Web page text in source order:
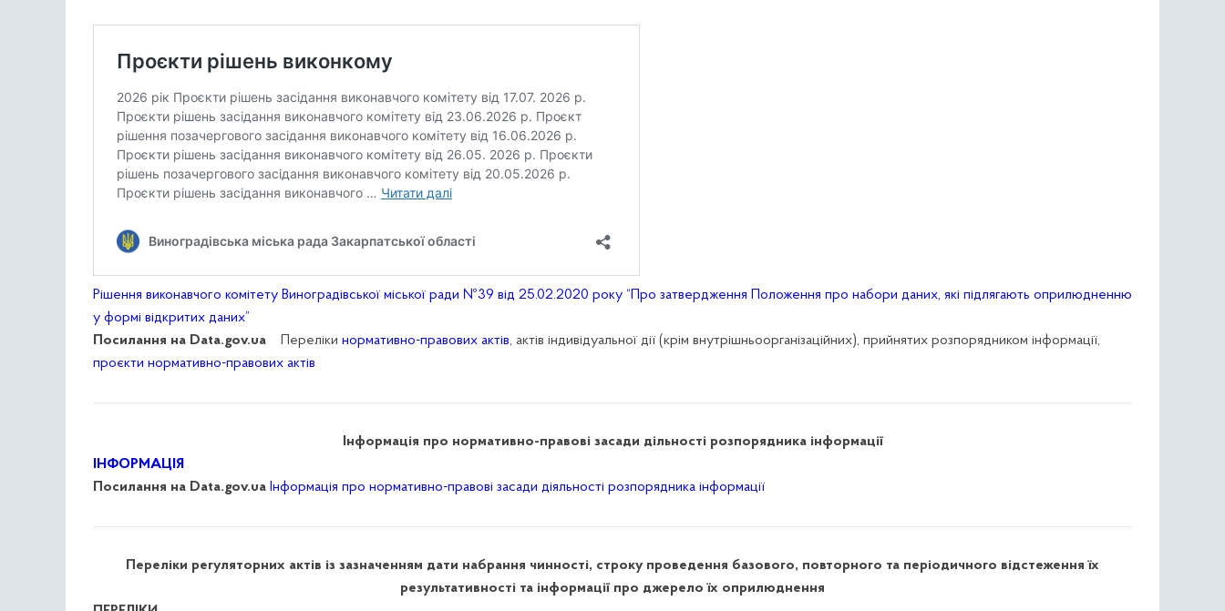
Рішення виконавчого комітету Виноградівської міської ради №39 від 25.02.2020 року “Про затвердження Положення про набори даних, які підлягають оприлюдненню
у формі відкритих даних”
Посилання на Data.gov.ua
Переліки нормативно-правових актів, актів індивідуальної дії (крім внутрішньоорганізаційних), прийнятих розпорядником інформації,
проєкти нормативно-правових актів
Інформація про нормативно-правові засади дільності розпорядника інформації
ІНФОРМАЦІЯ
Посилання на Data.gov.ua Інформація про нормативно-правові засади діяльності розпорядника інформації
Переліки регуляторних актів із зазначенням дати набрання чинності, строку проведення базового, повторного та періодичного відстеження їх
результативності та інформації про джерело їх оприлюднення